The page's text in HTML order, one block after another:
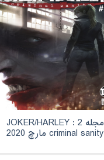
مجله 2 JOKER/HARLEY :
criminal sanity مارچ 2020